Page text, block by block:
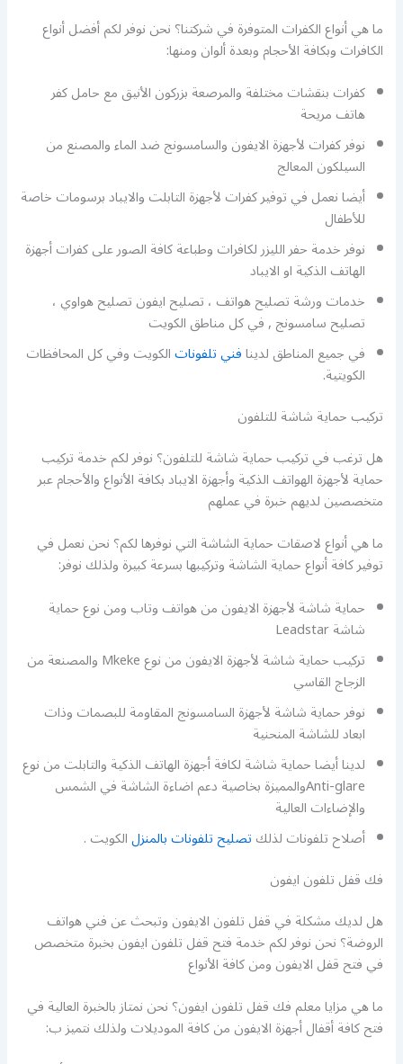
ما هي أنواع الكفرات المتوفرة في شركتنا؟ نحن نوفر لكم أفضل أنواع
الكافرات وبكافة الأحجام وبعدة ألوان ومنها:
كفرات بنقشات مختلفة والمرصعة بزركون الأنيق مع حامل كفر
هاتف مريحة
نوفر كفرات لأجهزة الايفون والسامسونج ضد الماء والمصنع من
السيلكون المعالج
أيضا نعمل في توفير كفرات لأجهزة التابلت والايباد برسومات خاصة
للأطفال
نوفر خدمة حفر الليزر لكافرات وطباعة كافة الصور على كفرات أجهزة
الهاتف الذكية او الايباد
خدمات ورشة تصليح هواتف ، تصليح ايفون تصليح هواوي ،
تصليح سامسونج , في كل مناطق الكويت
في جميع المناطق لدينافني تلفوناتالكويت وفي كل المحافظات
الكويتية.
تركيب حماية شاشة للتلفون
هل ترغب في تركيب حماية شاشة للتلفون؟ نوفر لكم خدمة تركيب
حماية لأجهزة الهواتف الذكية وأجهزة الايباد بكافة الأنواع والأحجام عبر
متخصصين لديهم خبرة في عملهم
ما هي أنواع لاصقات حماية الشاشة التي نوفرها لكم؟ نحن نعمل في
توفير كافة أنواع حماية الشاشة وتركيبها بسرعة كبيرة ولذلك نوفر:
حماية شاشة لأجهزة الايفون من هواتف وتاب ومن نوع حماية
شاشة Leadstar
تركيب حماية شاشة لأجهزة الايفون من نوع Mkeke والمصنعة من
الزجاج القاسي
نوفر حماية شاشة لأجهزة السامسونج المقاومة للبصمات وذات
ابعاد للشاشة المنحنية
لدينا أيضا حماية شاشة لكافة أجهزة الهاتف الذكية والتابلت من نوع
Anti-glareوالمميزة بخاصية دعم اضاءة الشاشة في الشمس
والإضاءات العالية
أصلاح تلفونات لذلكتصليح تلفونات بالمنزلالكويت .
فك قفل تلفون ايفون
هل لديك مشكلة في قفل تلفون الايفون وتبحث عن فني هواتف
الروضة؟ نحن نوفر لكم خدمة فتح قفل تلفون ايفون بخبرة متخصص
في فتح قفل الايفون ومن كافة الأنواع
ما هي مزايا معلم فك قفل تلفون ايفون؟ نحن نمتاز بالخبرة العالية في
فتح كافة أقفال أجهزة الايفون من كافة الموديلات ولذلك نتميز ب: